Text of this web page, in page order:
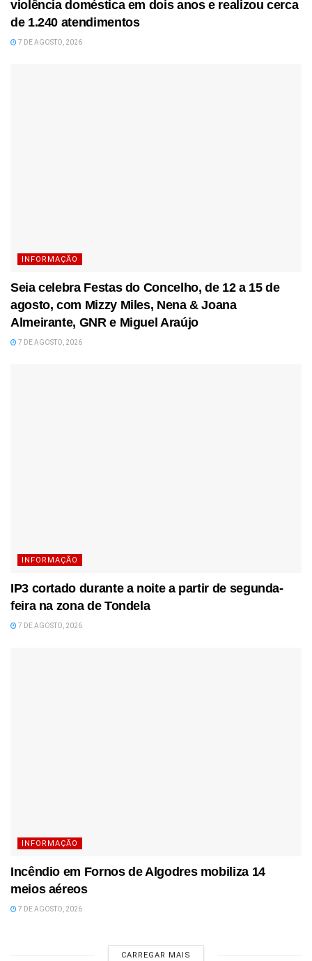
violência doméstica em dois anos e realizou cerca
de 1.240 atendimentos
7 DE AGOSTO, 2026
INFORMAÇÃO
Seia celebra Festas do Concelho, de 12 a 15 de
agosto, com Mizzy Miles, Nena & Joana
Almeirante, GNR e Miguel Araújo
7 DE AGOSTO, 2026
INFORMAÇÃO
IP3 cortado durante a noite a partir de segunda-
feira na zona de Tondela
7 DE AGOSTO, 2026
INFORMAÇÃO
Incêndio em Fornos de Algodres mobiliza 14
meios aéreos
7 DE AGOSTO, 2026
CARREGAR MAIS